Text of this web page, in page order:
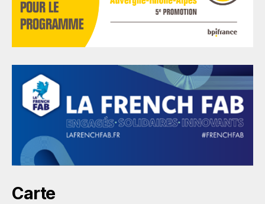
Carte